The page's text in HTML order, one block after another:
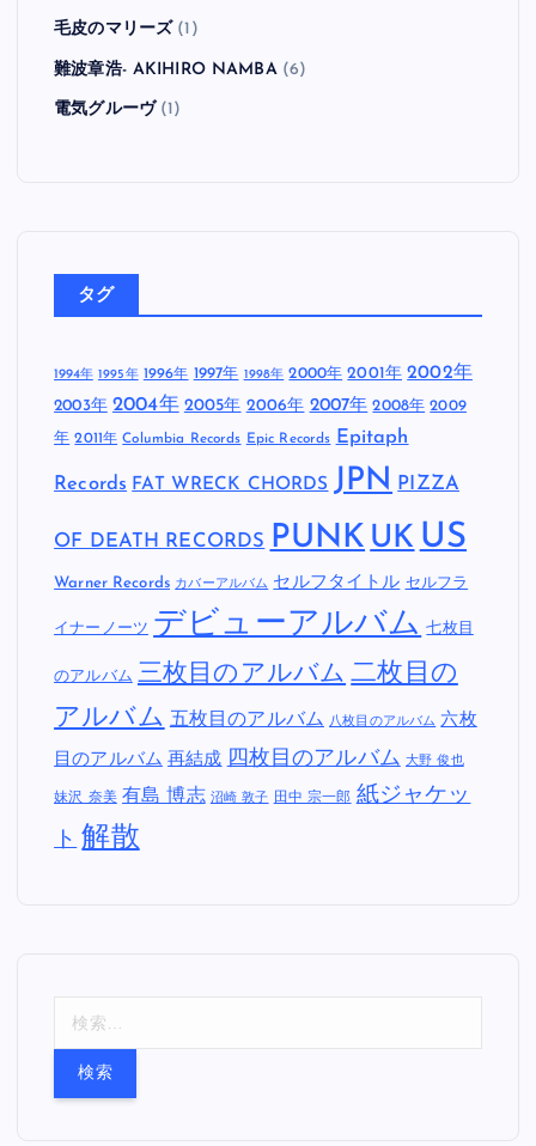
毛皮のマリーズ (1)
難波章浩- AKIHIRO NAMBA(6)
電気グルーヴ(1)
タグ
1994年 1995年 1996年 1997年 1998年 2000年 2001年 2002年
2003年 2004年 2005年 2006年 2007年 2008年 2009
年 2011年 Columbia Records Epic Records Epitaph
Records FAT WRECK CHORDS JPN PIZZA
OF DEATH RECORDS PUNK UK US
Warner Records カバーアルバム セルフタイトル セルフラ
イナーノーツ デビューアルバム 七枚目
のアルバム 三枚目のアルバム 二枚目の
アルバム 五枚目のアルバム 八枚目のアルバム 六枚
目のアルバム 再結成 四枚目のアルバム 大野 俊也
妹沢 奈美 有島 博志 沼崎 敦子 田中 宗一郎 紙ジャケッ
ト 解散